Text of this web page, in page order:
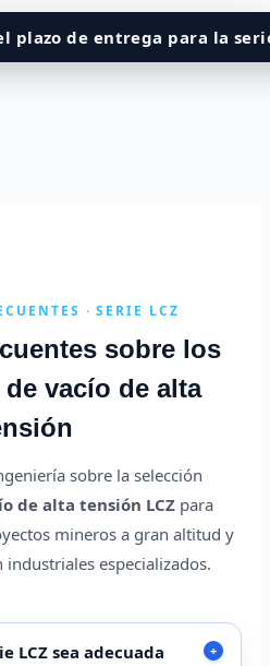
plazo de entrega para la
· SERIE LCZ
sobre los
vacío de alta
sobre la selección
de alta tensión LCZpara
mineros a gran altitud y
especializados.
LCZ sea adecuada
+